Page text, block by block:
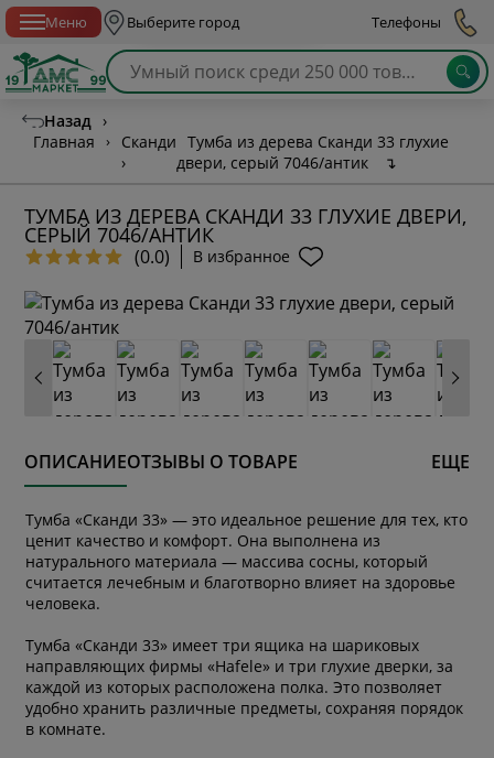
Меню Выберите город Телефоны
Назад ›
Главная
›
Сканди
›
Тумба из дерева Сканди 33 глухие
двери, серый 7046/антик
↴
ТУМБА ИЗ ДЕРЕВА СКАНДИ 33 ГЛУХИЕ ДВЕРИ,
СЕРЫЙ 7046/АНТИК
(0.0) В избранное
ОПИСАНИЕОТЗЫВЫ О ТОВАРЕ ЕЩЕ
Тумба «Сканди 33» — это идеальное решение для тех, кто
ценит качество и комфорт. Она выполнена из
натурального материала — массива сосны, который
считается лечебным и благотворно влияет на здоровье
человека.
Тумба «Сканди 33» имеет три ящика на шариковых
направляющих фирмы «Hafele» и три глухие дверки, за
каждой из которых расположена полка. Это позволяет
удобно хранить различные предметы, сохраняя порядок
в комнате.